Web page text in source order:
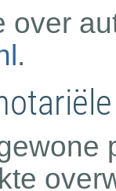
over
.